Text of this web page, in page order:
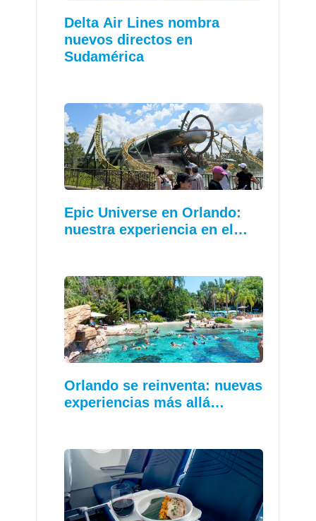
Delta Air Lines nombra
nuevos directos en
Sudamérica
Epic Universe en Orlando:
nuestra experiencia en el…
Orlando se reinventa: nuevas
experiencias más allá…